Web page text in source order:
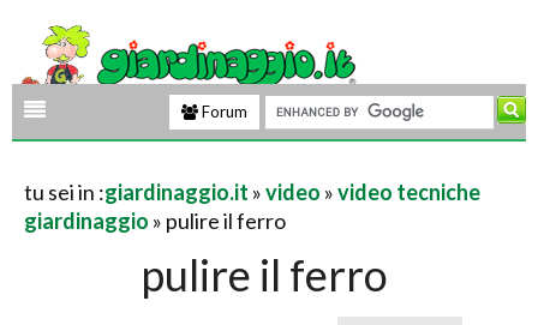
Forum
tu sei in :giardinaggio.it »video »video tecniche
giardinaggio » pulire il ferro
pulire il ferro